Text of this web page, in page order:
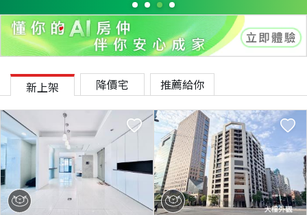
新上架 降價宅 推薦給你